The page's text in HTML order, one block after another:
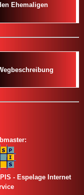
Ehemaligen
- Espelage Internet